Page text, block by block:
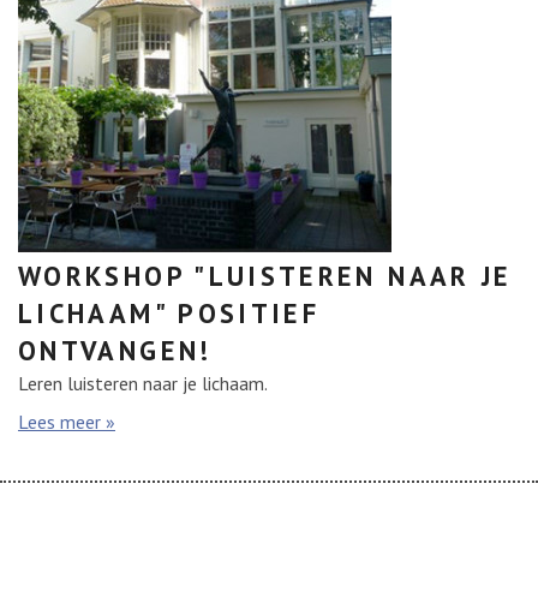
Blog
Links
Chris
Contact
English
WORKSHOP "LUISTEREN NAAR JE
LICHAAM" POSITIEF
ONTVANGEN!
Leren luisteren naar je lichaam.
Lees meer »